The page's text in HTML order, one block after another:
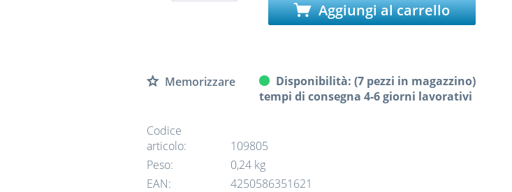
Aggiungi al carrello
Memorizzare
Disponibilità: (7 pezzi in magazzino)
tempi di consegna 4-6 giorni lavorativi
Codice
articolo:
109805
Peso:
0,24 kg
EAN:
4250586351621